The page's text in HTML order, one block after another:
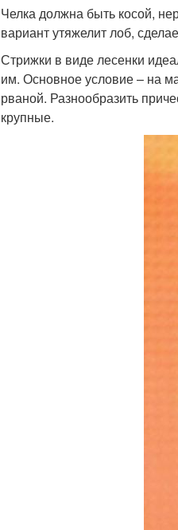
Челка должна быть косой,
вариант утяжелит лоб,
Стрижки в виде лесенки
им. Основное условие – на
рваной. Разнообразить
крупные.